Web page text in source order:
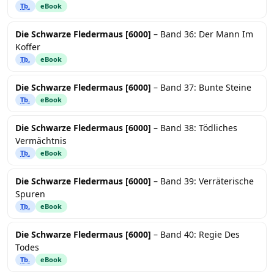
Tb. eBook
Die Schwarze Fledermaus [6000] – Band 36: Der Mann Im
Koffer
Tb. eBook
Die Schwarze Fledermaus [6000] – Band 37: Bunte Steine
Tb. eBook
Die Schwarze Fledermaus [6000] – Band 38: Tödliches
Vermächtnis
Tb. eBook
Die Schwarze Fledermaus [6000] – Band 39: Verräterische
Spuren
Tb. eBook
Die Schwarze Fledermaus [6000] – Band 40: Regie Des
Todes
Tb. eBook